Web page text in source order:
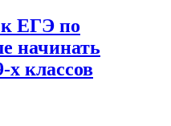
ЕГЭ по
начинать
х классов